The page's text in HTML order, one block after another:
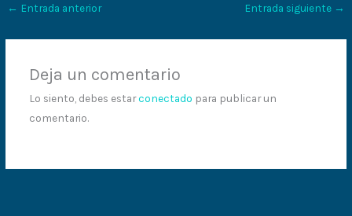
← Entrada anterior Entrada siguiente →
Deja un comentario
Lo siento, debes estarconectado para publicar un
comentario.